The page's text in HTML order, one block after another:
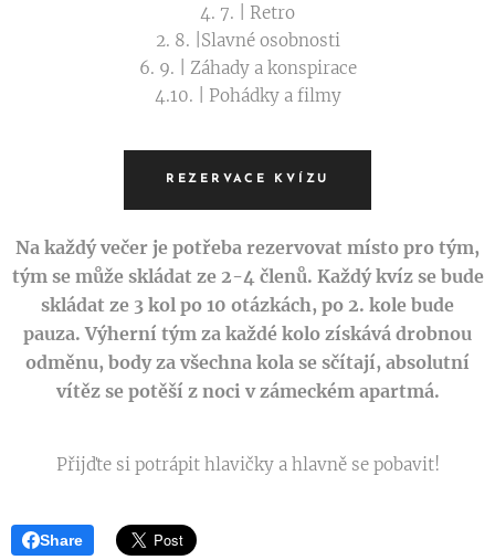
4. 7. | Retro
2. 8. |Slavné osobnosti
6. 9. | Záhady a konspirace
4.10. | Pohádky a filmy
REZERVACE KVÍZU
Na každý večer je potřeba rezervovat místo pro tým,
tým se může skládat ze 2-4 členů. Každý kvíz se bude
skládat ze 3 kol po 10 otázkách, po 2. kole bude
pauza. Výherní tým za každé kolo získává drobnou
odměnu, body za všechna kola se sčítají, absolutní
vítěz se potěší z noci v zámeckém apartmá.
Přijďte si potrápit hlavičky a hlavně se pobavit!
Share